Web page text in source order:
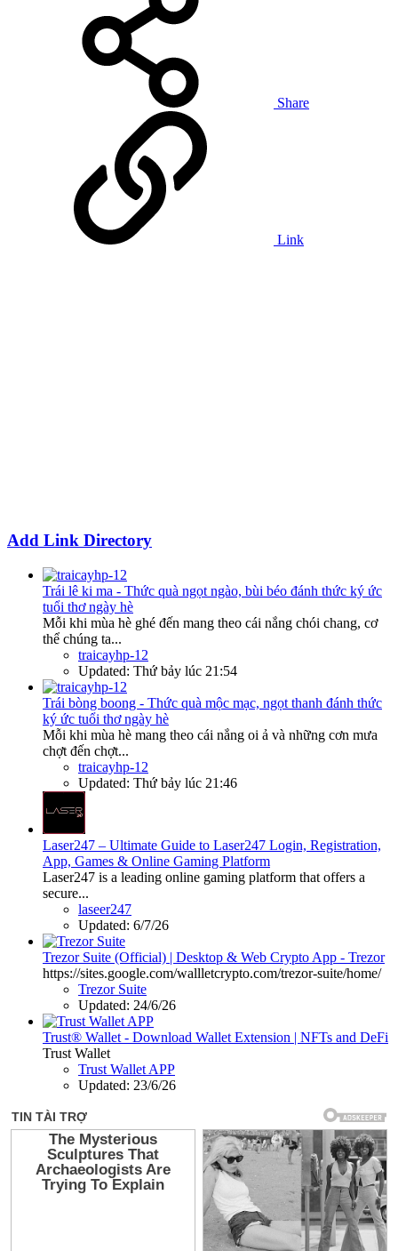
Share
Link
Add Link Directory
Trái lê ki ma - Thức quà ngọt ngào, bùi béo đánh thức ký ức
tuổi thơ ngày hè
Mỗi khi mùa hè ghé đến mang theo cái nắng chói chang, cơ
thể chúng ta...
traicayhp-12
Updated: Thứ bảy lúc 21:54
Trái bòng boong - Thức quà mộc mạc, ngọt thanh đánh thức
ký ức tuổi thơ ngày hè
Mỗi khi mùa hè mang theo cái nắng oi ả và những cơn mưa
chợt đến chợt...
traicayhp-12
Updated: Thứ bảy lúc 21:46
Laser247 – Ultimate Guide to Laser247 Login, Registration,
App, Games & Online Gaming Platform
Laser247 is a leading online gaming platform that offers a
secure...
laseer247
Updated: 6/7/26
Trezor Suite (Official) | Desktop & Web Crypto App - Trezor
https://sites.google.com/wallletcrypto.com/trezor-suite/home/
Trezor Suite
Updated: 24/6/26
Trust® Wallet - Download Wallet Extension | NFTs and DeFi
Trust Wallet
Trust Wallet APP
Updated: 23/6/26